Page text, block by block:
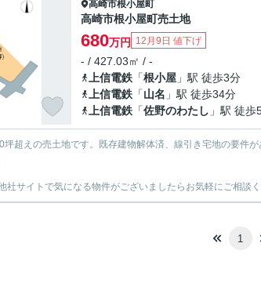
高崎市根小屋町
高崎市根小屋町売土地
680万円 12月9日 値下げ
- / 427.03㎡ / -
上信電鉄 「根小屋 」駅 徒歩3分
上信電鉄 「山名 」駅 徒歩34分
上信電鉄 「佐野のわたし 」駅 徒歩
坪超えの売土地です。既存建物解体済、線引き宅地の要件
社サイトで気になる物件がございましたらお気軽にご相談
1